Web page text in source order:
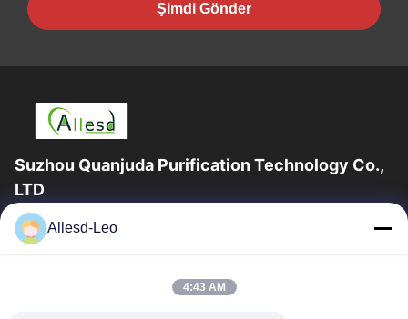
Şimdi Gönder
Suzhou Quanjuda Purification Technology Co.,
LTD
16 yıllık Tecrübe, ESD ve Temiz Oda ürünlerinin lider üreticisi ve
ihracatçısı olarak, eksiksiz bir ESD ve Temiz Oda ekipmanı ve
Allesd-Leo
4:43 AM